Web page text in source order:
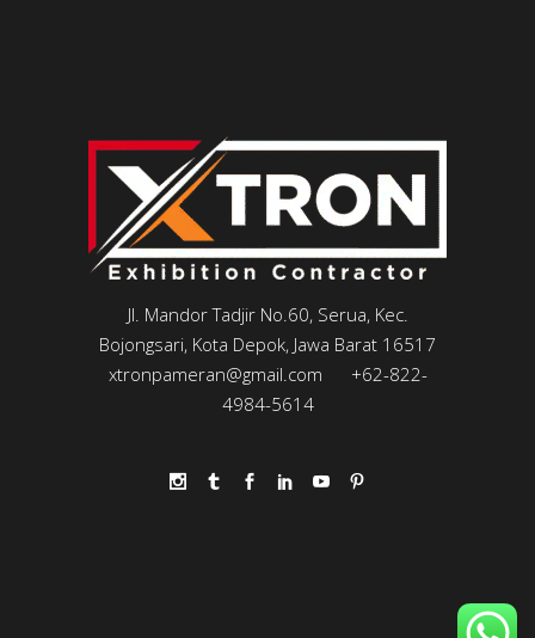
Jl. Mandor Tadjir No.60, Serua, Kec.
Bojongsari, Kota Depok, Jawa Barat 16517
xtronpameran@gmail.com
+62-822-
4984-5614